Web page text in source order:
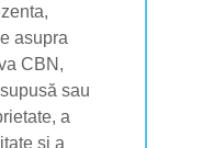
asupra
CBN,
sau
a
și a